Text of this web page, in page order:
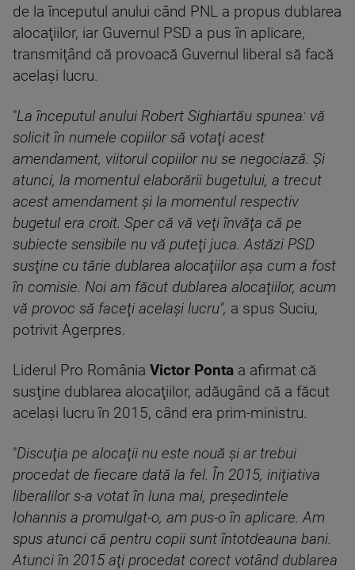
de la începutul anului când PNL a propus dublarea
alocaţiilor, iar Guvernul PSD a pus în aplicare,
transmiţând că provoacă Guvernul liberal să facă
acelaşi lucru.
"La începutul anului Robert Sighiartău spunea: vă
solicit în numele copiilor să votaţi acest
amendament, viitorul copiilor nu se negociază. Şi
atunci, la momentul elaborării bugetului, a trecut
acest amendament şi la momentul respectiv
bugetul era croit. Sper că vă veţi învăţa că pe
subiecte sensibile nu vă puteţi juca. Astăzi PSD
susţine cu tărie dublarea alocaţiilor aşa cum a fost
în comisie. Noi am făcut dublarea alocaţiilor, acum
vă provoc să faceţi acelaşi lucru", a spus Suciu,
potrivit Agerpres.
Liderul Pro România Victor Ponta a afirmat că
susţine dublarea alocaţiilor, adăugând că a făcut
acelaşi lucru în 2015, când era prim-ministru.
"Discuţia pe alocaţii nu este nouă şi ar trebui
procedat de fiecare dată la fel. În 2015, iniţiativa
liberalilor s-a votat în luna mai, preşedintele
Iohannis a promulgat-o, am pus-o în aplicare. Am
spus atunci că pentru copii sunt întotdeauna bani.
Atunci în 2015 aţi procedat corect votând dublarea